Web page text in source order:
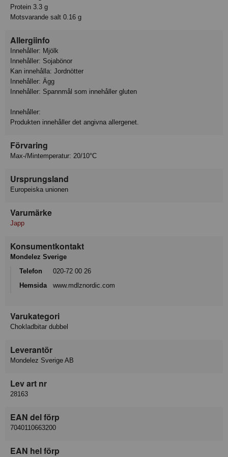
Protein 3.3 g
Motsvarande salt 0.16 g
Allergiinfo
Innehåller: Mjölk
Innehåller: Sojabönor
Kan innehålla: Jordnötter
Innehåller: Ägg
Innehåller: Spannmål som innehåller gluten
Innehåller:
Produkten innehåller det angivna allergenet.
Förvaring
Max-/Mintemperatur: 20/10°C
Ursprungsland
Europeiska unionen
Varumärke
Japp
Konsumentkontakt
Mondelez Sverige
Telefon
020-72 00 26
Hemsida
www.mdlznordic.com
Varukategori
Chokladbitar dubbel
Leverantör
Mondelez Sverige AB
Lev art nr
28163
EAN del förp
7040110663200
EAN hel förp